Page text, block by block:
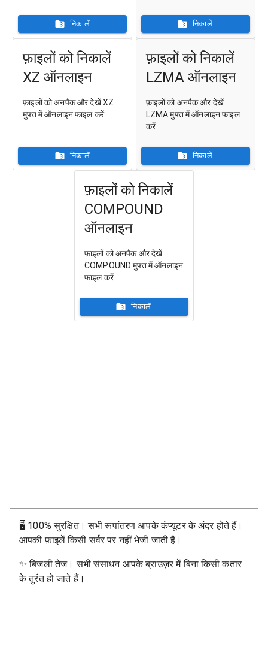
निकालें निकालें
फ़ाइलों को निकालें
XZ ऑनलाइन
फ़ाइलों को अनपैक और देखें XZ
मुफ्त में ऑनलाइन फाइल करें
निकालें
फ़ाइलों को निकालें
LZMA ऑनलाइन
फ़ाइलों को अनपैक और देखें
LZMA मुफ्त में ऑनलाइन फाइल
करें
निकालें
फ़ाइलों को निकालें
COMPOUND
ऑनलाइन
फ़ाइलों को अनपैक और देखें
COMPOUND मुफ्त में ऑनलाइन
फाइल करें
निकालें
🖥 100% सुरक्षित। सभी रूपांतरण आपके कंप्यूटर के अंदर होते हैं।
आपकी फ़ाइलें किसी सर्वर पर नहीं भेजी जाती हैं।
✨बिजली तेज। सभी संसाधन आपके ब्राउज़र में बिना किसी कतार
के तुरंत हो जाते हैं।